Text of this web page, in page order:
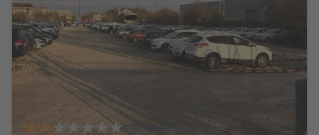
0 (0 opiniones)